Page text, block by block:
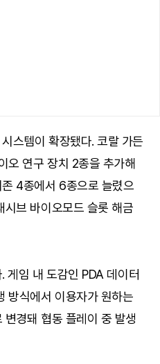
스템이 확장됐다. 코랄 가든
오 연구 장치 2종을 추가해
4종에서 6종으로 늘렸으
시브 바이오모드 슬롯 해금
게임 내 도감인 PDA 데이터
방식에서 이용자가 원하는
경돼 협동 플레이 중 발생